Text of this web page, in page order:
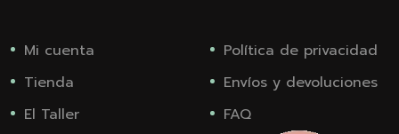
Mi cuenta
Tienda
El Taller
Política de privacidad
Envíos y devoluciones
FAQ